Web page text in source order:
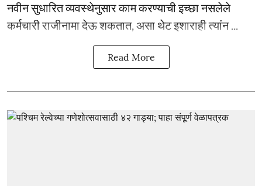
नवीन सुधारित व्यवस्थेनुसार काम करण्याची इच्छा नसलेले
कर्मचारी राजीनामा देऊ शकतात, असा थेट इशाराही त्यांन ...
Read More